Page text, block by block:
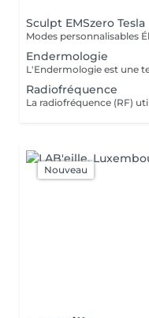
Sculpt EMSzero Tesla
Endermologie
Radiofréquence
Nouveau